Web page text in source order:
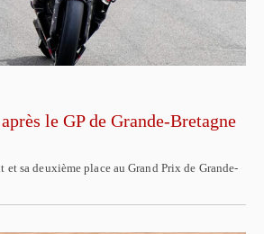
le GP de Grande-Bretagne
et sa deuxième place au Grand Prix de Grande-